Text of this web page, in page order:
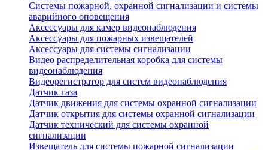
Системы пожарной, охранной сигнализации и системы
аварийного оповещения
Аксессуары для камер видеонаблюдения
Аксессуары для пожарных извещателей
Аксессуары для системы сигнализации
Видео распределительная коробка для системы
видеонаблюдения
Видеорегистратор для систем видеонаблюдения
Датчик газа
Датчик движения для системы охранной сигнализации
Датчик открытия для системы охранной сигнализации
Датчик технический для системы охранной
сигнализации
Извещатель для системы пожарной сигнализации